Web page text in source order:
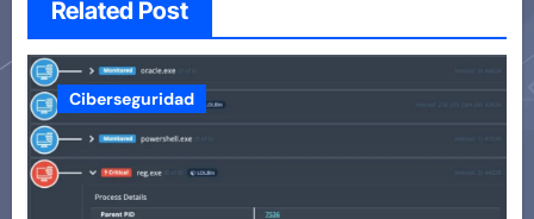
Related Post
Ciberseguridad